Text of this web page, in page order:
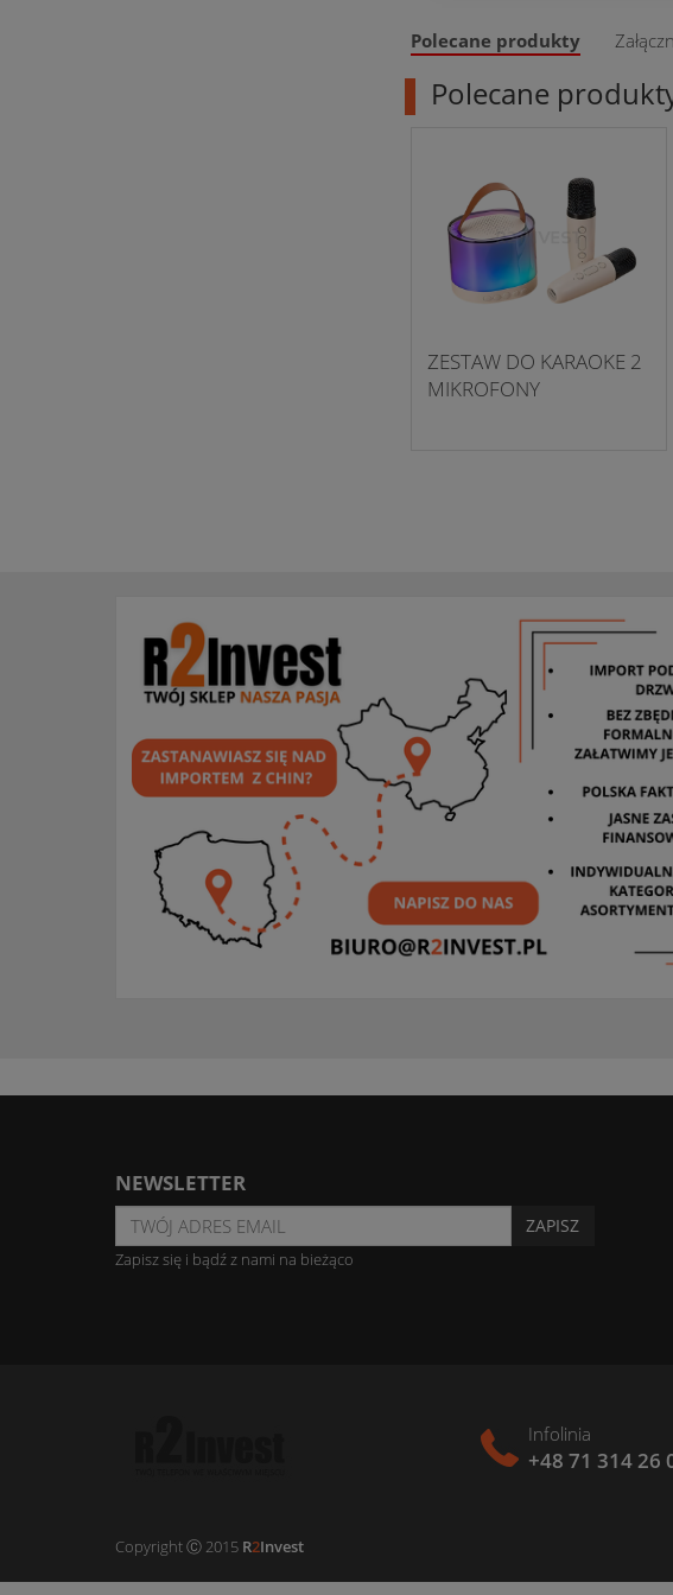
Polecane produkty
Polecane
ZESTAW DO KARAOKE 2
MIKROFONY
NEWSLETTER
ZAPISZ
Zapisz się i bądź z nami na bieżąco
Infolinia
+48 71 314 26
Copyright Ⓒ 2015 R2Invest